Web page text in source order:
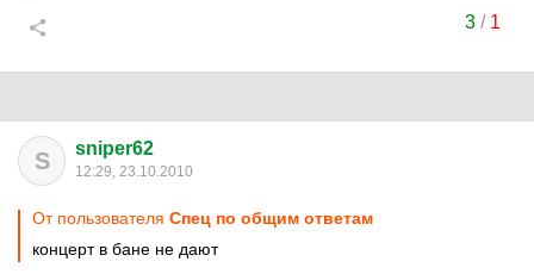
3/ 1
S sniper62
12:29, 23.10.2010
От пользователя Спец по общим ответам
концерт в бане не дают